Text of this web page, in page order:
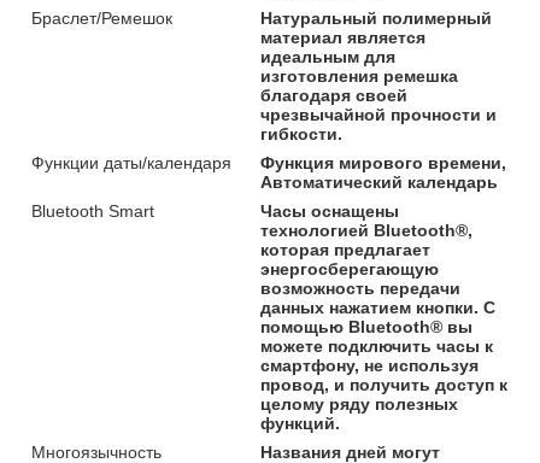
Браслет/Ремешок
Натуральный полимерный
материал является
идеальным для
изготовления ремешка
благодаря своей
чрезвычайной прочности и
гибкости.
Функции даты/календаря
Функция мирового времени,
Автоматический календарь
Bluetooth Smart
Часы оснащены
технологией Bluetooth®,
которая предлагает
энергосберегающую
возможность передачи
данных нажатием кнопки. С
помощью Bluetooth® вы
можете подключить часы к
смартфону, не используя
провод, и получить доступ к
целому ряду полезных
функций.
Многоязычность
Названия дней могут